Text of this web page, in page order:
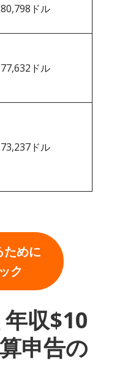
80,798ドル
77,632ドル
73,237ドル
ために
ク
収$10
申告の